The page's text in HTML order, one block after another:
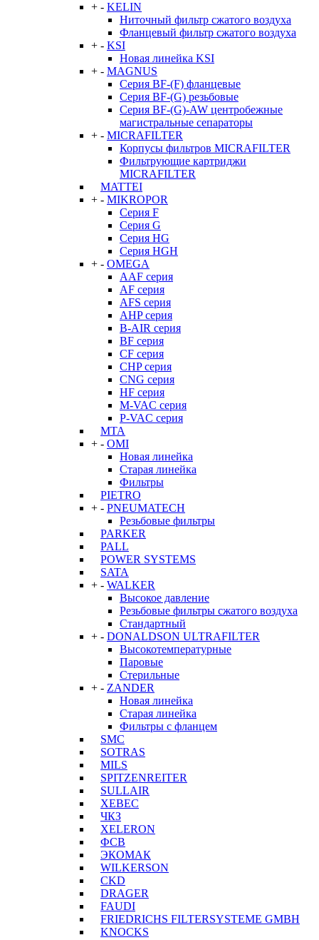
+ - KELIN
Ниточный фильтр сжатого воздуха
Фланцевый фильтр сжатого воздуха
+ - KSI
Новая линейка KSI
+ - MAGNUS
Серия BF-(F) фланцевые
Серия BF-(G) резьбовые
Серия BF-(G)-AW центробежные
магистральные сепараторы
+ - MICRAFILTER
Корпусы фильтров MICRAFILTER
Фильтрующие картриджи
MICRAFILTER
MATTEI
+ - MIKROPOR
Серия F
Серия G
Серия HG
Серия HGH
+ - OMEGA
AAF серия
AF серия
AFS серия
AHP серия
B-AIR серия
BF серия
CF серия
CHP серия
CNG серия
HF серия
M-VAC серия
P-VAC серия
MTA
+ - OMI
Новая линейка
Старая линейка
Фильтры
PIETRO
+ - PNEUMATECH
Резьбовые фильтры
PARKER
PALL
POWER SYSTEMS
SATA
+ - WALKER
Высокое давление
Резьбовые фильтры сжатого воздуха
Стандартный
+ - DONALDSON ULTRAFILTER
Высокотемпературные
Паровые
Стерильные
+ - ZANDER
Новая линейка
Старая линейка
Фильтры с фланцем
SMC
SOTRAS
MILS
SPITZENREITER
SULLAIR
XEBEC
ЧКЗ
XELERON
ФСВ
ЭКОМАК
WILKERSON
CKD
DRAGER
FAUDI
FRIEDRICHS FILTERSYSTEME GMBH
KNOCKS